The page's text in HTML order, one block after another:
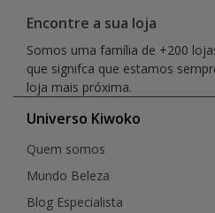
Encontre a sua loja
Somos uma família de +200
que signifca que estamos
loja mais próxima.
Universo Kiwoko
Quem somos
Mundo Beleza
Blog Especialista